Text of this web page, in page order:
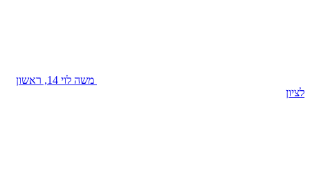
משה לוי 14, ראשון
לציון